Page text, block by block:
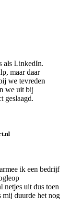
als LinkedIn.
maar daar
we tevreden
we uit bij
geslaagd.
ik een bedrijf
netjes uit dus toen
mij duurde het nog